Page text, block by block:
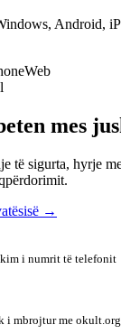
Android,
Web
mes
të sigurta, hyrje
→
i numrit të telefonit
i mbrojtur me okult.org